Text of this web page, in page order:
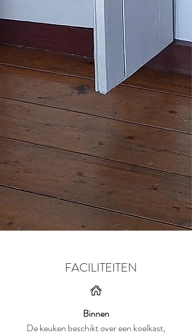
FACILITEITEN
Binnen
De keuken beschikt over een koelkast,